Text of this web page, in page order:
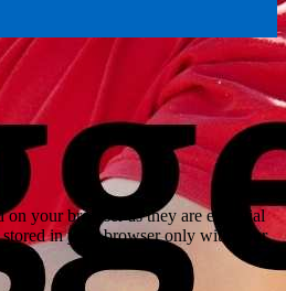
your browser as they are essential
stored in your browser only with your